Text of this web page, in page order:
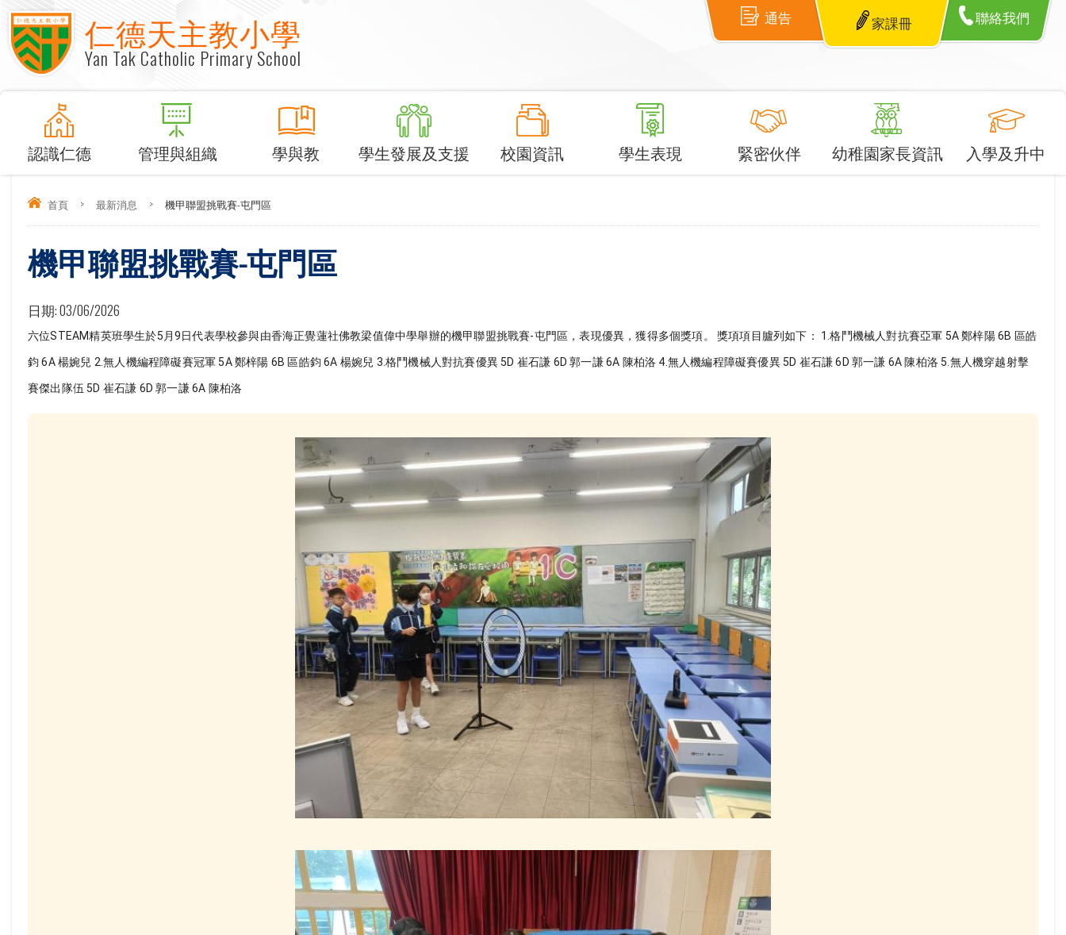
仁德天主教小學
Yan Tak Catholic Primary School
通告 家課冊 聯絡我們
認識仁德 管理與組織 學與教 學生發展及支援 校園資訊 學生表現 緊密伙伴 幼稚園家長資訊 入學及升中
首頁 > 最新消息 > 機甲聯盟挑戰賽-屯門區
機甲聯盟挑戰賽-屯門區
日期:03/06/2026
六位STEAM精英班學生於5月9日代表學校參與由香海正覺蓮社佛教梁值偉中學舉辦的機甲聯盟挑戰賽-屯門區，表現優異，獲得多個獎項。 獎項項目臚列如下： 1.格鬥機械人對抗賽亞軍 5A 鄭梓陽 6B 區皓
鈞 6A 楊婉兒 2.無人機編程障礙賽冠軍 5A 鄭梓陽 6B 區皓鈞 6A 楊婉兒 3.格鬥機械人對抗賽優異 5D 崔石謙 6D 郭一謙 6A 陳柏洛 4.無人機編程障礙賽優異 5D 崔石謙 6D 郭一謙 6A 陳柏洛 5.無人機穿越射擊
賽傑出隊伍 5D 崔石謙 6D 郭一謙 6A 陳柏洛